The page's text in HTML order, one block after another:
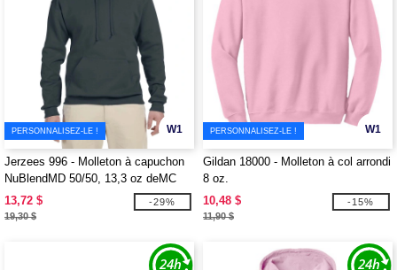
W1
PERSONNALISEZ-LE !
Jerzees 996 - Molleton à capuchon
NuBlendMD 50/50, 13,3 oz deMC
13,72 $
19,30 $
-29%
W1
PERSONNALISEZ-LE !
Gildan 18000 - Molleton à col arrondi
8 oz.
10,48 $
11,90 $
-15%